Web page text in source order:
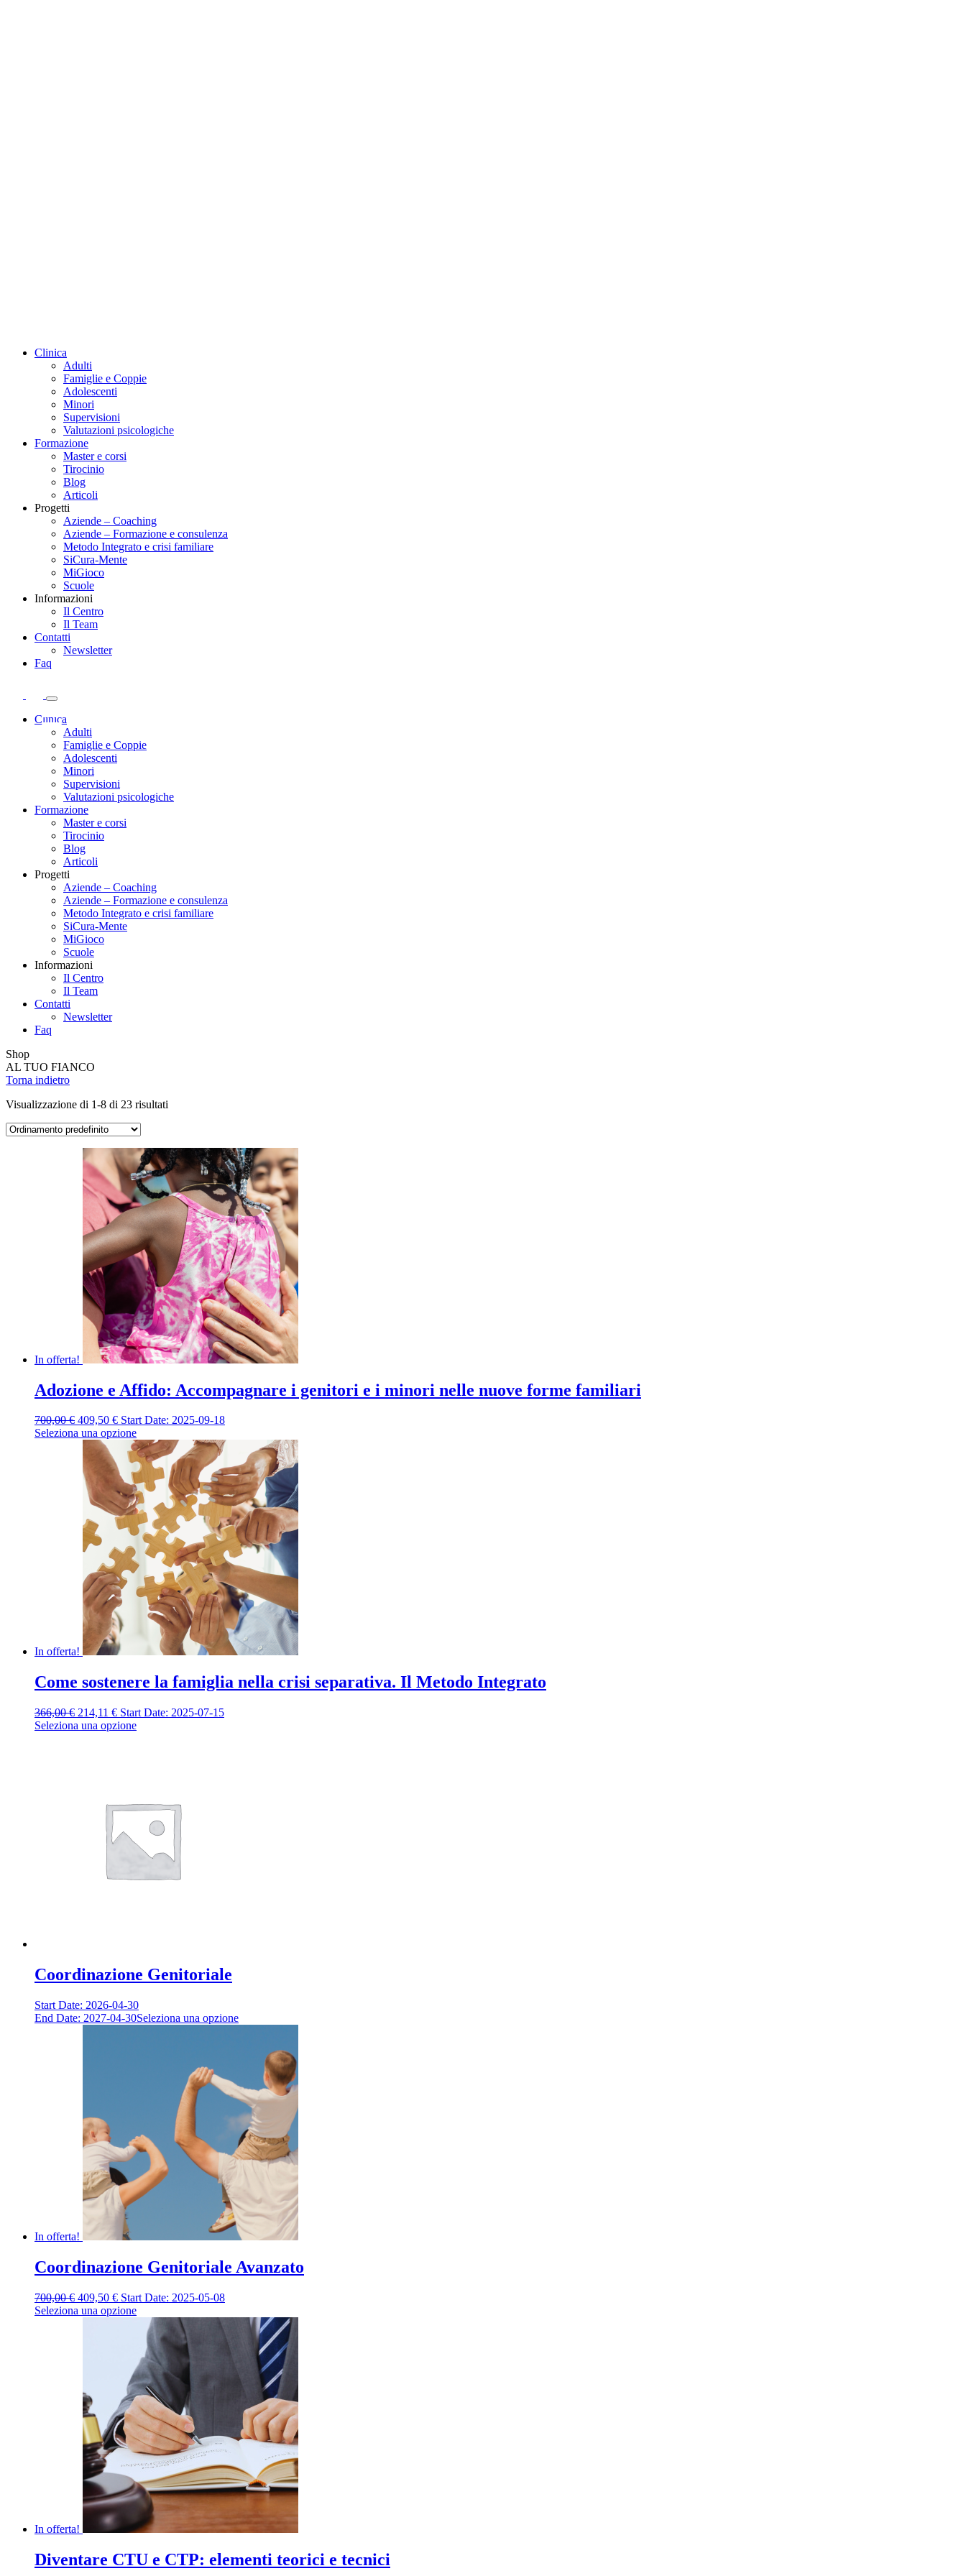
Clinica
Adulti
Famiglie e Coppie
Adolescenti
Minori
Supervisioni
Valutazioni psicologiche
Formazione
Master e corsi
Tirocinio
Blog
Articoli
Progetti
Aziende – Coaching
Aziende – Formazione e consulenza
Metodo Integrato e crisi familiare
SiCura-Mente
MiGioco
Scuole
Informazioni
Il Centro
Il Team
Contatti
Newsletter
Faq
Clinica
Adulti
Famiglie e Coppie
Adolescenti
Minori
Supervisioni
Valutazioni psicologiche
Formazione
Master e corsi
Tirocinio
Blog
Articoli
Progetti
Aziende – Coaching
Aziende – Formazione e consulenza
Metodo Integrato e crisi familiare
SiCura-Mente
MiGioco
Scuole
Informazioni
Il Centro
Il Team
Contatti
Newsletter
Faq
Shop
AL TUO FIANCO
Torna indietro
Visualizzazione di 1-8 di 23 risultati
In offerta!
Adozione e Affido: Accompagnare i genitori e i minori nelle nuove forme familiari
700,00€ Il
prezzo
originale
700,00 €.
409,50 €Il
prezzo
attuale
409,50 €.
Start Date: 2025-09-18
Seleziona una opzione
In offerta!
Come sostenere la famiglia nella crisi separativa. Il Metodo Integrato
366,00€ Il
prezzo
214,11 €Il
prezzo
Start Date: 2025-07-15
Seleziona una opzione
Coordinazione Genitoriale
Start Date: 2026-04-30
End Date: 2027-04-30Seleziona una opzione
In offerta!
Coordinazione Genitoriale Avanzato
700,00€ Il
prezzo
409,50 €Il
prezzo
409,50 €.
Start Date: 2025-05-08
Seleziona una opzione
In offerta!
Diventare CTU e CTP: elementi teorici e tecnici